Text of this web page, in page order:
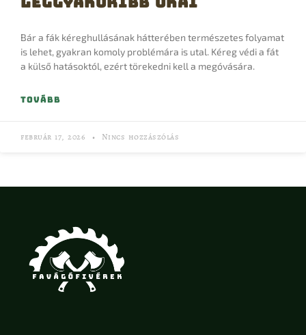
Bár a fák kéreghullásának hátterében természetes folyamat
is lehet, gyakran komoly problémára is utal. Kéreg védi a fát
a külső hatásoktól, ezért törekedni kell a megóvására.
TOVÁBB
február 17, 2026 Nincs hozzászólás